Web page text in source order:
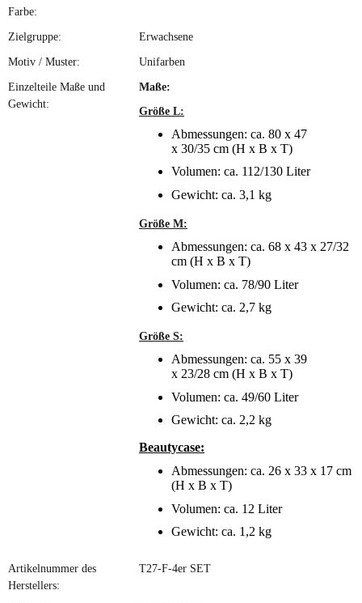
Farbe:
Zielgruppe: Erwachsene
Motiv / Muster: Unifarben
Einzelteile Maße und
Gewicht:
Maße:
Größe L:
Abmessungen: ca. 80 x 47
x 30/35 cm (H x B x T)
Volumen: ca. 112/130 Liter
Gewicht: ca. 3,1 kg
Größe M:
Abmessungen: ca. 68 x 43 x 27/32
cm (H x B x T)
Volumen: ca. 78/90 Liter
Gewicht: ca. 2,7 kg
Größe S:
Abmessungen: ca. 55 x 39
x 23/28 cm (H x B x T)
Volumen: ca. 49/60 Liter
Gewicht: ca. 2,2 kg
Beautycase:
Abmessungen: ca. 26 x 33 x 17 cm
(H x B x T)
Volumen: ca. 12 Liter
Gewicht: ca. 1,2 kg
Artikelnummer des
Herstellers:
T27-F-4er SET